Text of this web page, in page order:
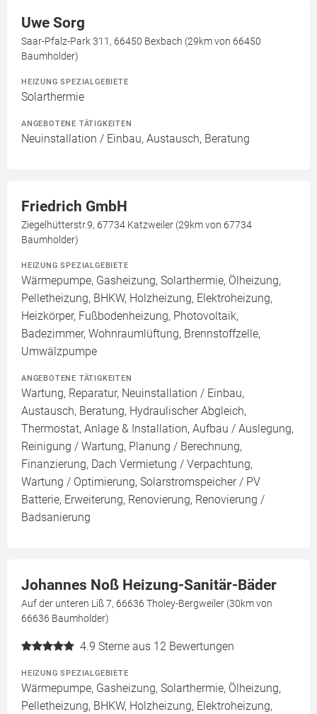
Uwe Sorg
Saar-Pfalz-Park 311, 66450 Bexbach (29km von 66450
Baumholder)
HEIZUNG SPEZIALGEBIETE
Solarthermie
ANGEBOTENE TÄTIGKEITEN
Neuinstallation / Einbau, Austausch, Beratung
Friedrich GmbH
Ziegelhütterstr.9, 67734 Katzweiler (29km von 67734
Baumholder)
HEIZUNG SPEZIALGEBIETE
Wärmepumpe, Gasheizung, Solarthermie, Ölheizung,
Pelletheizung, BHKW, Holzheizung, Elektroheizung,
Heizkörper, Fußbodenheizung, Photovoltaik,
Badezimmer, Wohnraumlüftung, Brennstoffzelle,
Umwälzpumpe
ANGEBOTENE TÄTIGKEITEN
Wartung, Reparatur, Neuinstallation / Einbau,
Austausch, Beratung, Hydraulischer Abgleich,
Thermostat, Anlage & Installation, Aufbau / Auslegung,
Reinigung / Wartung, Planung / Berechnung,
Finanzierung, Dach Vermietung / Verpachtung,
Wartung / Optimierung, Solarstromspeicher / PV
Batterie, Erweiterung, Renovierung, Renovierung /
Badsanierung
Johannes Noß Heizung-Sanitär-Bäder
Auf der unteren Liß 7, 66636 Tholey-Bergweiler (30km von
66636 Baumholder)
4.9 Sterne aus 12 Bewertungen
HEIZUNG SPEZIALGEBIETE
Wärmepumpe, Gasheizung, Solarthermie, Ölheizung,
Pelletheizung, BHKW, Holzheizung, Elektroheizung,